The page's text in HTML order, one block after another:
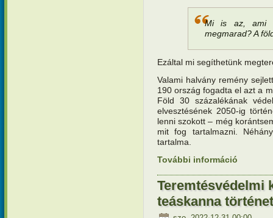
Mi is az, ami
megmarad? A
Ezáltal mi segíthetünk
Valami halvány remény
190 ország fogadta el azt a
Föld 30 százalékának
elvesztésének 2050-ig
lenni szokott – még
mit fog tartalmazni.
tartalma.
További információ
Teremtésvédelmi
teáskanna